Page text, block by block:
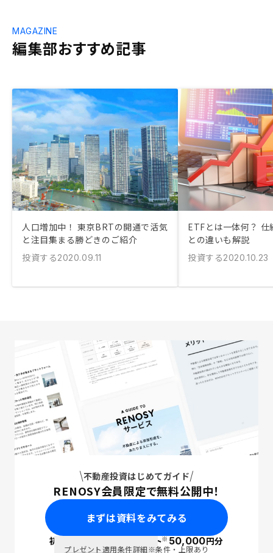
編集部おすすめ記事
MAGAZINE
人口増加中！ 東京BRTの開通で活気
と注目集まる勝どきのご紹介
投資する2020.09.11
ETFとは一体何？ 仕
との違いも解説
投資する2020.10.23
不動産投資はじめてガイド
RENOSY会員限定で無料公開中！
まずは資料をみてみる
初回面談で ポイント※50,000円分
プレゼント適用条件詳細※条件・上限あり